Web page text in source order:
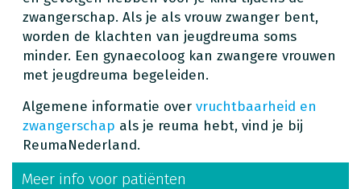
zwangerschap. Als je als vrouw zwanger bent,
worden de klachten van jeugdreuma soms
minder. Een gynaecoloog kan zwangere vrouwen
met jeugdreuma begeleiden.
Algemene informatie over vruchtbaarheid en
zwangerschap als je reuma hebt, vind je bij
ReumaNederland.
Meer info voor patiënten